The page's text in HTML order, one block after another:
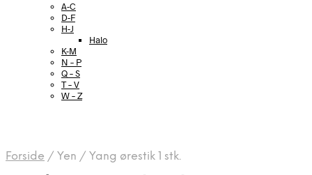
A-C
D-F
H-J
Halo
K-M
N – P
Q – S
T – V
W – Z
Forside / Yen / Yang ørestik 1 stk.